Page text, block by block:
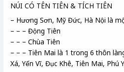
NÚI CÓ TÊN TIÊN & TÍCH TIÊN
– Hương Sơn, Mỹ Đức, Hà Nội là
– – – Động Tiên
– – – Chùa Tiên
– – – Tiên Mai là 1 trong 6 thôn
Xá, Yến Vĩ, Đục Khê, Tiên Mai, Phú